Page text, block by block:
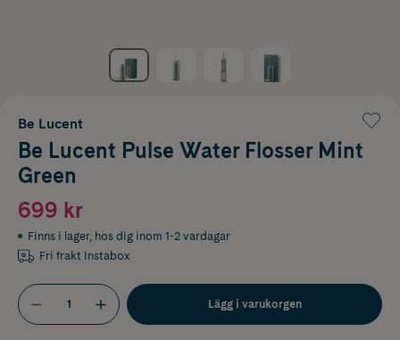
Be Lucent
Be Lucent Pulse Water Flosser Mint
Green
699 kr
Finns i lager, hos dig inom 1-2 vardagar
Fri frakt Instabox
Lägg i varukorgen